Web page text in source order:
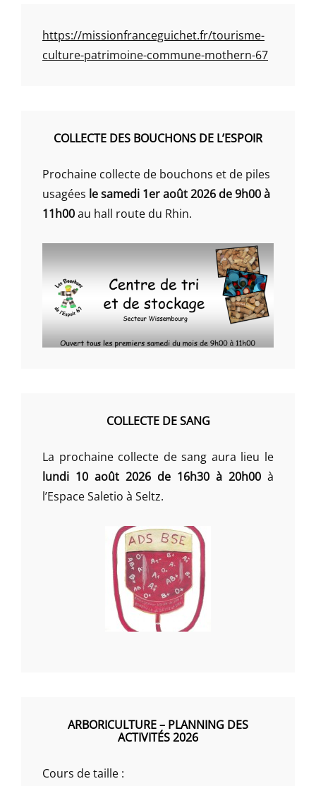
https://missionfranceguichet.fr/tourisme-
culture-patrimoine-commune-mothern-67
COLLECTE DES BOUCHONS DE L’ESPOIR
Prochaine collecte de bouchons et de piles
usagées le samedi 1er août 2026 de 9h00 à
11h00au hall route du Rhin.
COLLECTE DE SANG
La prochaine collecte de sang aura lieu le
lundi 10 août 2026 de 16h30 à 20h00 à
l’Espace Saletio à Seltz.
ARBORICULTURE – PLANNING DES
ACTIVITÉS 2026
Cours de taille :